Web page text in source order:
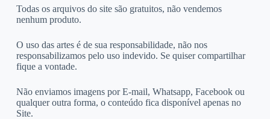
Todas os arquivos do site são gratuitos, não vendemos
nenhum produto.
O uso das artes é de sua responsabilidade, não nos
responsabilizamos pelo uso indevido. Se quiser compartilhar
fique a vontade.
Não enviamos imagens por E-mail, Whatsapp, Facebook ou
qualquer outra forma, o conteúdo fica disponível apenas no
Site.